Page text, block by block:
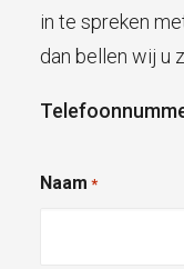
in te spreken
dan bellen wij u
Naam *